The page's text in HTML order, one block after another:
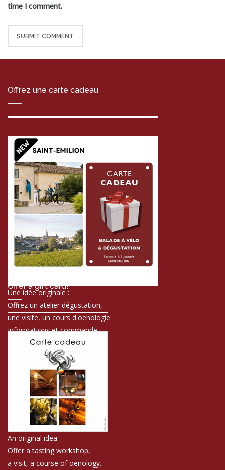
time I comment.
Offrez une carte cadeau
Une idée originale :
Offrez un atelier dégustation,
une visite, un cours d'oenologie.
Informations et commande
Offer a gift card!
An original idea :
Offer a tasting workshop,
a visit, a course of oenology.